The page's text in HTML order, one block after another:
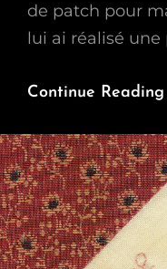
de patch pour
lui ai réalisé
Continue Reading